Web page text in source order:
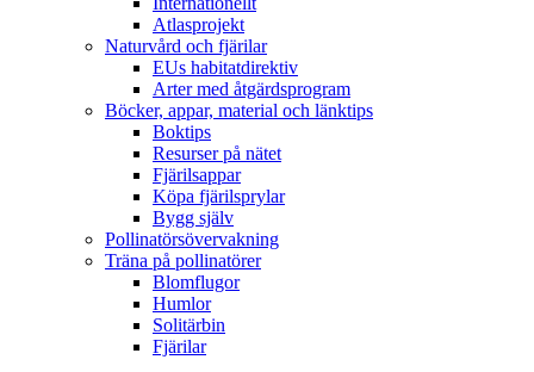
Atlasprojekt
Naturvård och fjärilar
EUs habitatdirektiv
Arter med åtgärdsprogram
Böcker, appar, material och länktips
Boktips
Resurser på nätet
Fjärilsappar
Köpa fjärilsprylar
Bygg själv
Pollinatörsövervakning
Träna på pollinatörer
Blomflugor
Humlor
Solitärbin
Fjärilar